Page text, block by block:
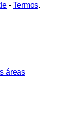
- Termos.